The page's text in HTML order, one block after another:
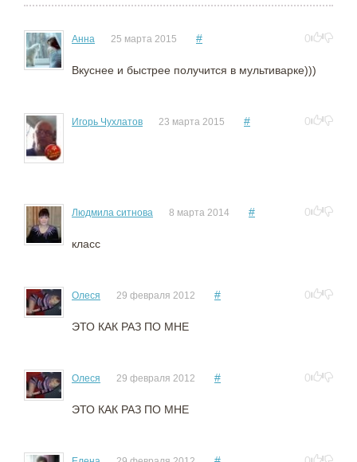
Анна 25 марта 2015 # 0
Вкуснее и быстрее получится в мультиварке)))
Игорь Чухлатов 23 марта 2015 # 0
Людмила ситнова 8 марта 2014 # 0
класс
Олеся 29 февраля 2012 # 0
ЭТО КАК РАЗ ПО МНЕ
Олеся 29 февраля 2012 # 0
ЭТО КАК РАЗ ПО МНЕ